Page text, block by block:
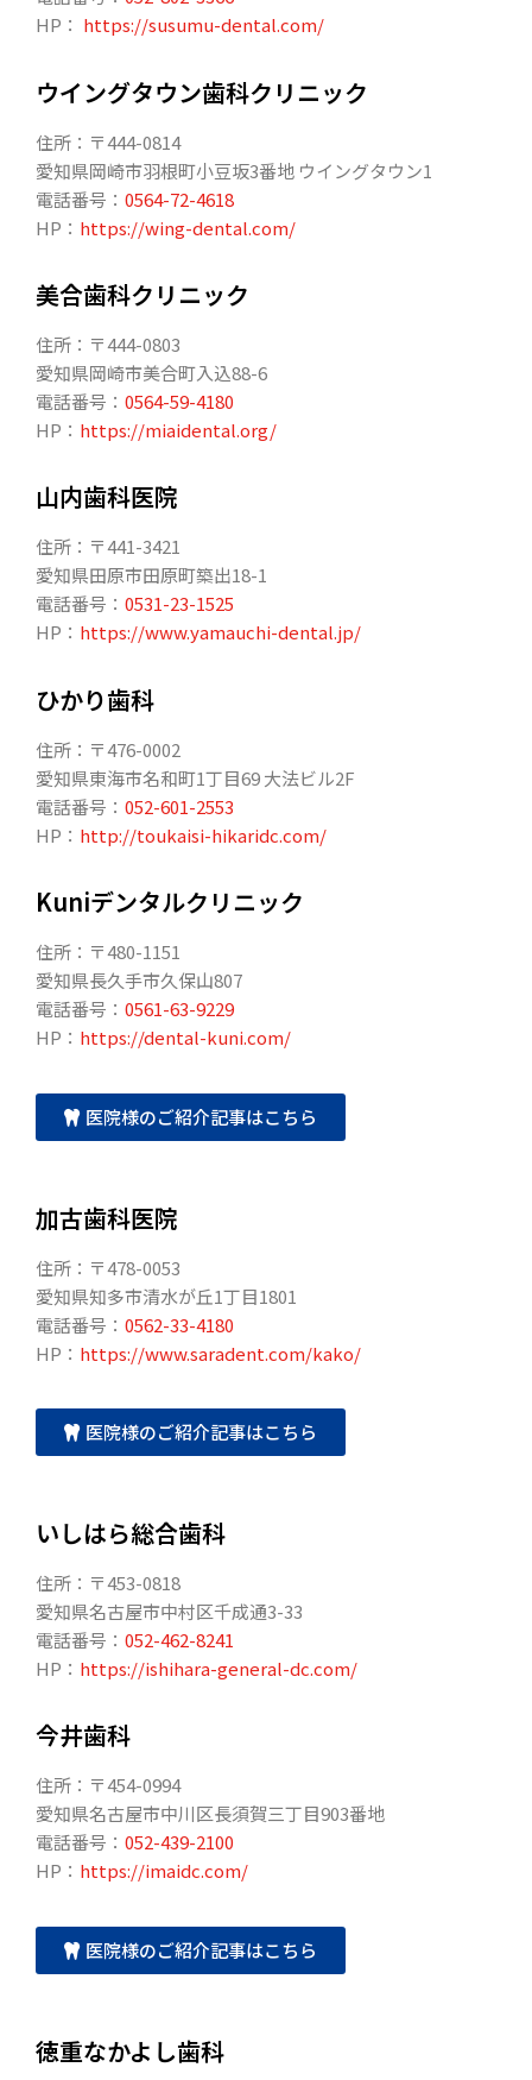
HP： https://susumu-dental.com/
ウイングタウン歯科クリニック
住所：〒444-0814
愛知県岡崎市羽根町小豆坂3番地 ウイングタウン1
電話番号： 0564-72-4618
HP： https://wing-dental.com/
美合歯科クリニック
住所：〒444-0803
愛知県岡崎市美合町入込88-6
電話番号： 0564-59-4180
HP： https://miaidental.org/
山内歯科医院
住所：〒441-3421
愛知県田原市田原町築出18-1
電話番号： 0531-23-1525
HP： https://www.yamauchi-dental.jp/
ひかり歯科
住所：〒476-0002
愛知県東海市名和町1丁目69 大法ビル2F
電話番号： 052-601-2553
HP： http://toukaisi-hikaridc.com/
Kuniデンタルクリニック
住所：〒480-1151
愛知県長久手市久保山807
電話番号： 0561-63-9229
HP： https://dental-kuni.com/
医院様のご紹介記事はこちら
加古歯科医院
住所：〒478-0053
愛知県知多市清水が丘1丁目1801
電話番号： 0562-33-4180
HP： https://www.saradent.com/kako/
医院様のご紹介記事はこちら
いしはら総合歯科
住所：〒453-0818
愛知県名古屋市中村区千成通3-33
電話番号： 052-462-8241
HP： https://ishihara-general-dc.com/
今井歯科
住所：〒454-0994
愛知県名古屋市中川区長須賀三丁目903番地
電話番号： 052-439-2100
HP： https://imaidc.com/
医院様のご紹介記事はこちら
徳重なかよし歯科